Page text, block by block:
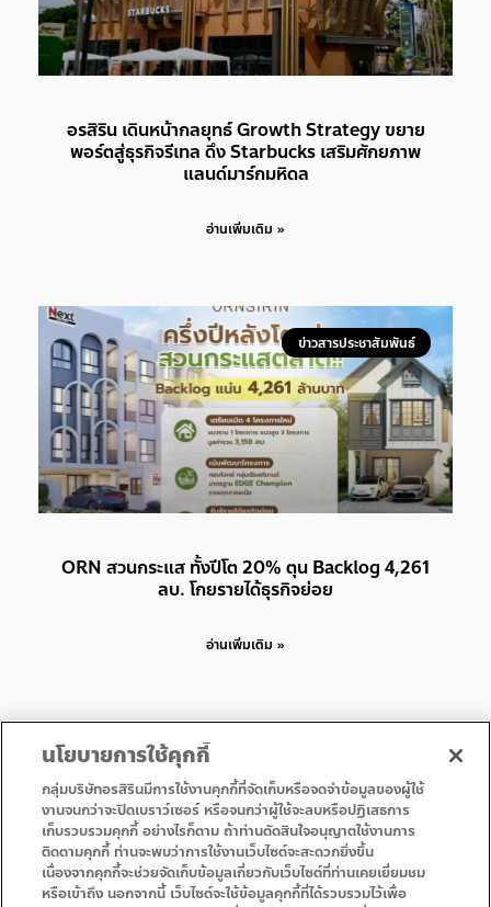
อรสิริน เดินหน้ากลยุทธ์ Growth Strategy ขยาย
พอร์ตสู่ธุรกิจรีเทล ดึง Starbucks เสริมศักยภาพ
แลนด์มาร์กมหิดล
อ่านเพิ่มเติม »
ข่าวสารประชาสัมพันธ์
ORN สวนกระแส ทั้งปีโต 20% ตุน Backlog 4,261
ลบ. โกยรายได้ธุรกิจย่อย
อ่านเพิ่มเติม »
• หน้าแรก
• โปรโมชั่น
• บริการ
• ติดต่อเรา
นโยบายการใช้คุกกี้
กลุ่มบริษัทอรสิรินมีการใช้งานคุกกี้ที่จัดเก็บหรือจดจำข้อมูลของผู้ใช้
งานจนกว่าจะปิดเบราว์เซอร์ หรือจนกว่าผู้ใช้จะลบหรือปฏิเสธการ
เก็บรวบรวมคุกกี้ อย่างไรก็ตาม ถ้าท่านตัดสินใจอนุญาตใช้งานการ
ติดตามคุกกี้ ท่านจะพบว่าการใช้งานเว็บไซต์จะสะดวกยิ่งขึ้น
เนื่องจากคุกกี้จะช่วยจัดเก็บข้อมูลเกี่ยวกับเว็บไซต์ที่ท่านเคยเยี่ยมชม
หรือเข้าถึง นอกจากนี้ เว็บไซต์จะใช้ข้อมูลคุกกี้ที่ได้รวบรวมไว้เพื่อ